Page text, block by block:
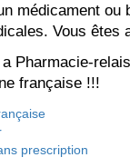
médicament ou
Vous êtes
Pharmacie-
française !!!
prescription